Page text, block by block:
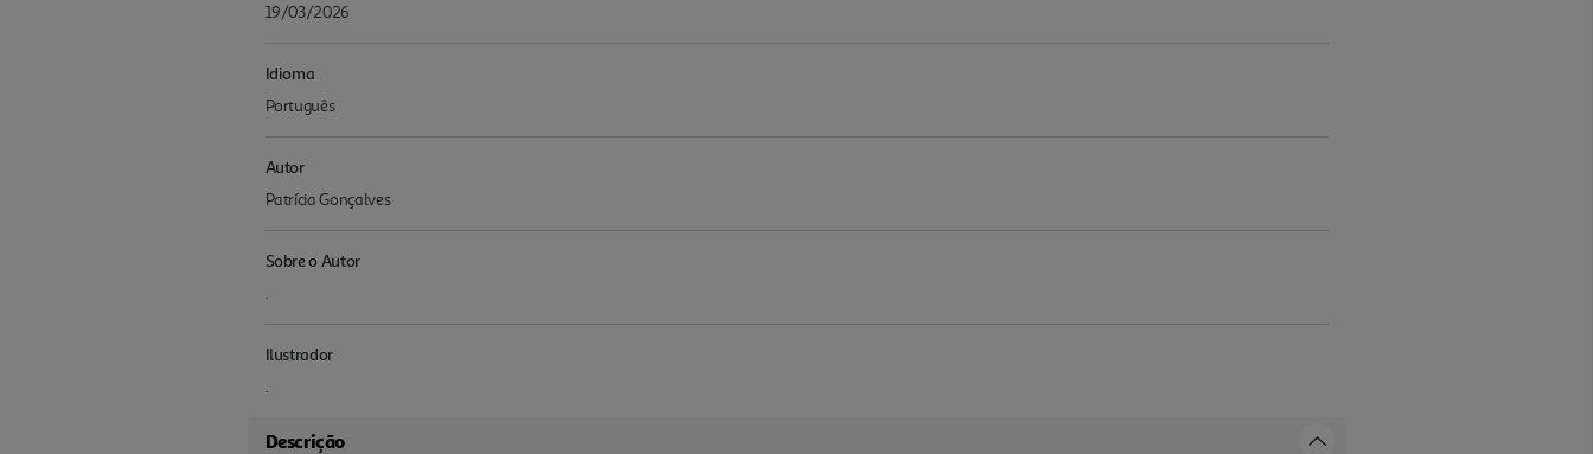
19/03/2026
Idioma
Português
Autor
Patrícia Gonçalves
Sobre o Autor
.
Ilustrador
.
Descrição